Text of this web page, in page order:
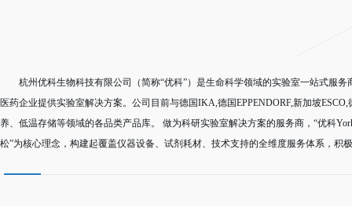
杭州优科生物科技有限公司（简称“优科”）是生命科学领域的实验室一站式服
医药企业提供实验室解决方案。公司目前与德国IKA,德国EPPENDORF,新加坡
养、低温存储等领域的各品类产品库。 做为科研实验室解决方案的服务商，“优科
松”为核心理念，构建起覆盖仪器设备、试剂耗材、技术支持的全维度服务体系，积